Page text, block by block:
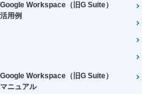
Google Workspace（旧G Suite）
活用例
Google Workspace（旧G Suite）
マニュアル